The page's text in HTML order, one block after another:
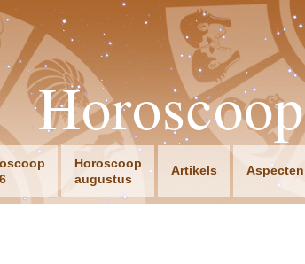
Horoscoop
Horoscoop
augustus
Artikels Aspecten